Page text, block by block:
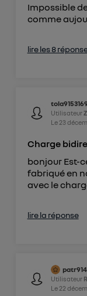
Impossible
comme
lire les 8
Utilisateur
Le 23
Charge
bonjour Est-
fabriqué en
avec le
lire la réponse
Utilisateur
Le 22